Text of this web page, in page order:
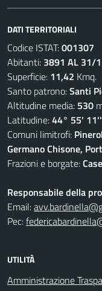
DATI TERRITORIALI
Codice ISTAT:001307
Abitanti: 3891 AL 31/
Superficie: 11,42
Santo patrono:Santi
Altitudine media: 530
Latitudine:44° 55' 11''
Comuni limitrofi:
Germano Chisone,
Frazioni e borgate:
Responsabile della
Email:
Pec:
UTILITÀ
Amministrazione